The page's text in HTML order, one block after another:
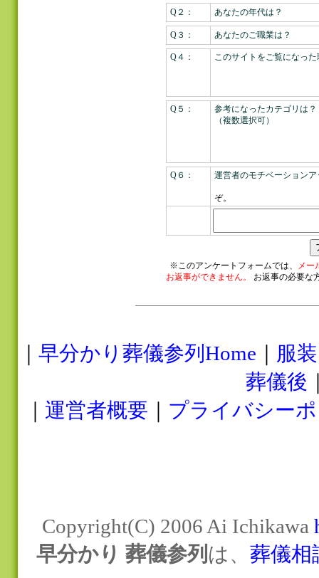
Q２： あなたの年代は？
Q３： あなたのご職業は？
Q４： このサイトをご覧になっ
Q５：
参考になったカテゴリは？
（複数選択可）
Q６：
運営者のモチベーション
ぞ。
※このアンケートフォームでは、
メー
お返事ができません。
お返事の必要な
｜ 早分かり葬儀参列Home ｜ 服装
葬儀後
｜ 運営者概要 ｜ プライバシー
Copyright(C) 2006 Ai Ichikawa
早分かり 葬儀参列 は、 葬儀相